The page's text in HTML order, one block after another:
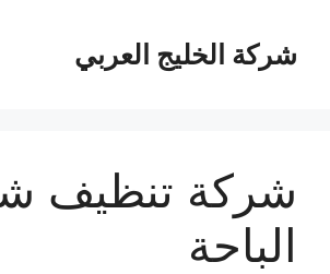
المحتوىشركة الخليج العربي
شركة تنظيف
الباحة